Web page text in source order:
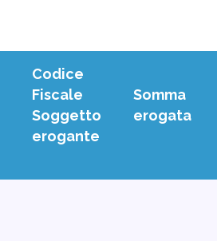
Codice
Fiscale
Soggetto
erogante
Somma
erogata